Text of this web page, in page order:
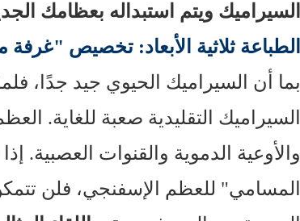
السيراميك ويتم استبداله بعظامك
الطباعة ثلاثية الأبعاد: تخصيص
بما أن السيراميك الحيوي جيد جدًا،
السيراميك التقليدية صعبة للغاية.
والأوعية الدموية والقنوات العصبية.
المسامي" للعظم الإسفنجي، فلن